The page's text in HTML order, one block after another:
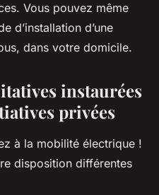
Vous pouvez même
d’installation d’une
dans votre domicile.
instaurées
privées
à la mobilité électrique !
disposition différentes